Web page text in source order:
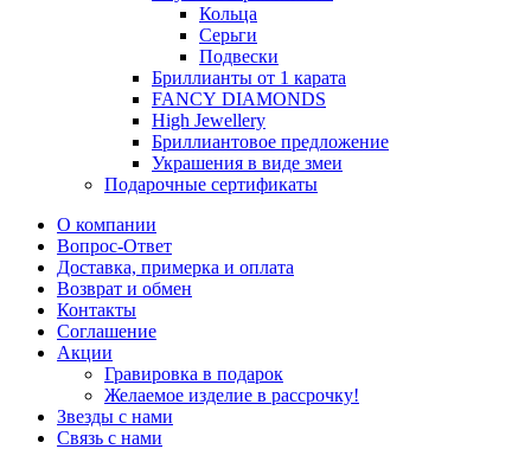
Кольца
Серьги
Подвески
Бриллианты от 1 карата
FANCY DIAMONDS
High Jewellery
Бриллиантовое предложение
Украшения в виде змеи
Подарочные сертификаты
О компании
Вопрос-Ответ
Доставка, примерка и оплата
Возврат и обмен
Контакты
Соглашение
Акции
Гравировка в подарок
Желаемое изделие в рассрочку!
Звезды с нами
Связь с нами